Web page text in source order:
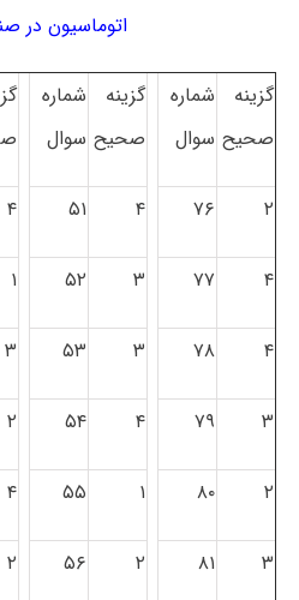
اتوماسیون در
گزینه
صحیح
شماره
سوال
گزینه
صحیح
شماره
سوال
۲ ۷۶ ۴ ۵۱ ۴
۴ ۷۷ ۳ ۵۲ ۱
۴ ۷۸ ۳ ۵۳ ۳
۳ ۷۹ ۴ ۵۴ ۲
۲ ۸۰ ۱ ۵۵ ۴
۳ ۸۱ ۲ ۵۶ ۲